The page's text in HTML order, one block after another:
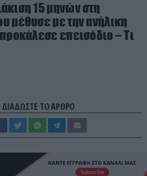
15 μηνών στη
μέθυσε με την ανήλικη
επεισόδιο – Τι
ΔΙΑΔΩΣΤΕ ΤΟ ΑΡΘΡΟ